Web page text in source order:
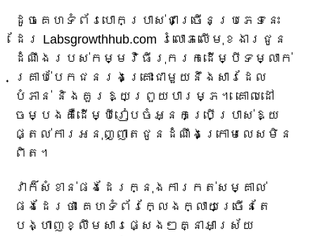
ដូចគេហទំព័របោកប្រាស់ជាច្រើនប្រភេទនេះ
ដែរ Labsgrowthhub.com រំលោភលើមុខងារជូន
ដំណឹងរបស់កម្មវិធីរុករកដើម្បីទម្លាក់
គ្រាប់បែកជនរងគ្រោះជាមួយនឹងសារដែល
បំភាន់ និងគួរឱ្យព្រួយបារម្ភ។ គោលដៅ
ចម្បងគឺដើម្បីរៀបចំអ្នកប្រើប្រាស់ឱ្យ
ផ្តល់ការអនុញ្ញាតជូនដំណឹងក្រោមលេសមិន
ពិត។
វាក៏សំខាន់ផងដែរក្នុងការកត់សម្គាល់
ផងដែរថា គេហទំព័រក្លែងក្លាយច្រើនតែ
បង្ហាញខ្លឹមសារផ្សេងៗគ្នាអាស្រ័យ